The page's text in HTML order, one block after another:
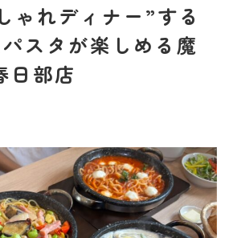
ゃれディナー”する
スタが楽しめる魔
日部店